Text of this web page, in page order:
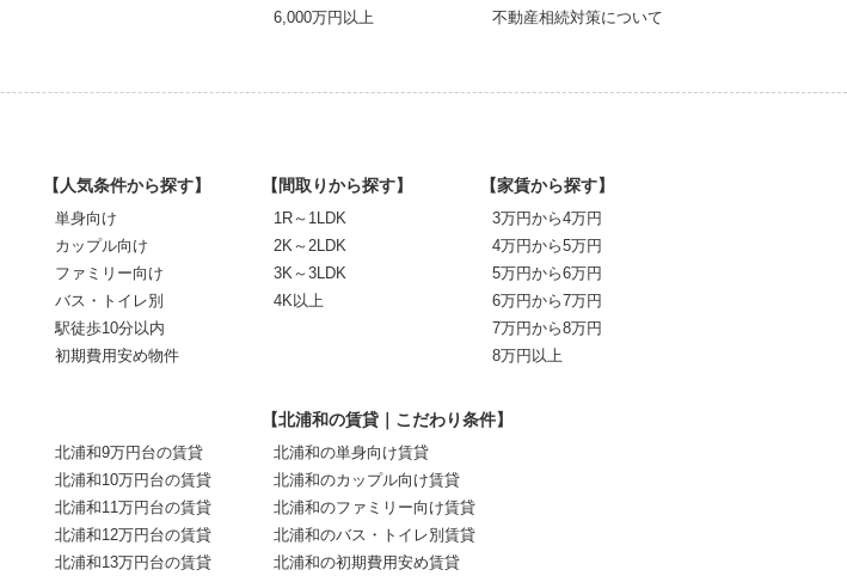
6,000万円以上
不動産相続対策について
【人気条件から探す】
単身向け
カップル向け
ファミリー向け
バス・トイレ別
駅徒歩10分以内
初期費用安め物件
【間取りから探す】
1R～1LDK
2K～2LDK
3K～3LDK
4K以上
【家賃から探す】
3万円から4万円
4万円から5万円
5万円から6万円
6万円から7万円
7万円から8万円
8万円以上
北浦和9万円台の賃貸
北浦和10万円台の賃貸
北浦和11万円台の賃貸
北浦和12万円台の賃貸
北浦和13万円台の賃貸
【北浦和の賃貸｜こだわり条件】
北浦和の単身向け賃貸
北浦和のカップル向け賃貸
北浦和のファミリー向け賃貸
北浦和のバス・トイレ別賃貸
北浦和の初期費用安め賃貸